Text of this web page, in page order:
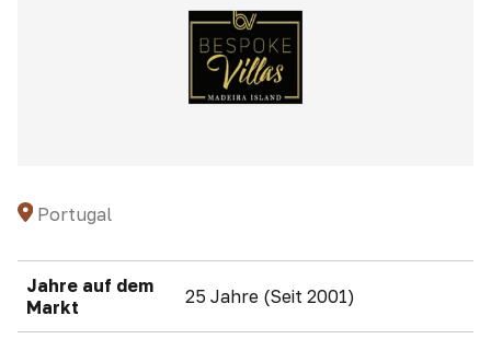
Portugal
Jahre auf dem
Markt
25 Jahre (Seit 2001)